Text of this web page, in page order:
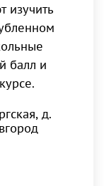
изучить
балл и
д.